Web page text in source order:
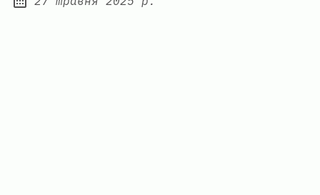
Posted on: